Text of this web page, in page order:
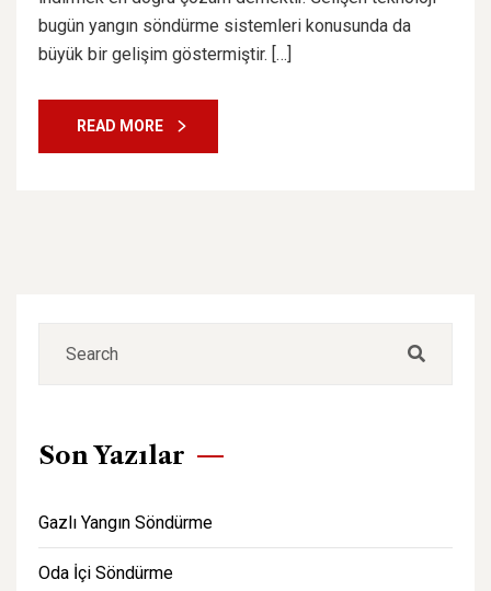
bugün yangın söndürme sistemleri konusunda da
büyük bir gelişim göstermiştir. […]
READ MORE
Son Yazılar
Gazlı Yangın Söndürme
Oda İçi Söndürme